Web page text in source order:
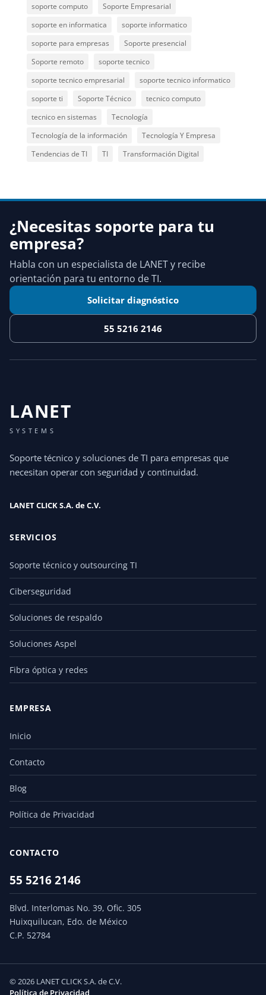
soporte computo
Soporte Empresarial
soporte en informatica
soporte informatico
soporte para empresas
Soporte presencial
Soporte remoto
soporte tecnico
soporte tecnico empresarial
soporte tecnico informatico
soporte ti
Soporte Técnico
tecnico computo
tecnico en sistemas
Tecnología
Tecnología de la información
Tecnología Y Empresa
Tendencias de TI
TI Transformación Digital
¿Necesitas soporte para tu
empresa?
Habla con un especialista de LANET y recibe
orientación para tu entorno de TI.
Solicitar diagnóstico
55 5216 2146
LANET
SYSTEMS
Soporte técnico y soluciones de TI para empresas que
necesitan operar con seguridad y continuidad.
LANET CLICK S.A. de C.V.
SERVICIOS
Soporte técnico y outsourcing TI
Ciberseguridad
Soluciones de respaldo
Soluciones Aspel
Fibra óptica y redes
EMPRESA
Inicio
Contacto
Blog
Política de Privacidad
CONTACTO
55 5216 2146
Blvd. Interlomas No. 39, Ofic. 305
Huixquilucan, Edo. de México
C.P. 52784
© 2026 LANET CLICK S.A. de C.V.
Política de Privacidad